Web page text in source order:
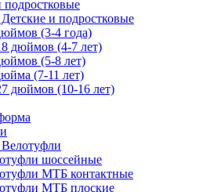
подростковые
и подростковые
(3-4 года)
дюймов (4-7 лет)
(5-8 лет)
(7-11 лет)
дюймов (10-16 лет)
шоссейные
МТБ контактные
МТБ плоские